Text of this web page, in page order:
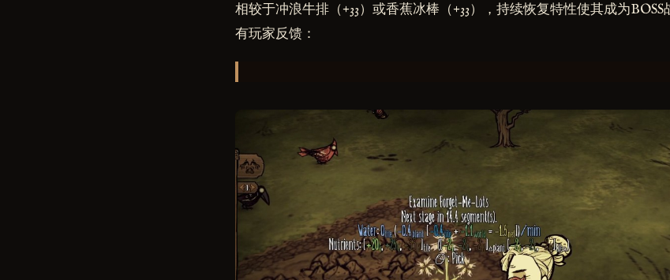
相较于冲浪牛排（+33）或香蕉冰棒（+33），持续恢复特性使其成为BOSS
有玩家反馈：